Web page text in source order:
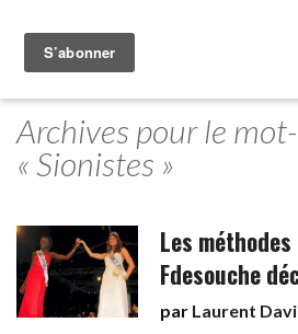
Archives pour le
« Sionistes »
Les
Fdesouche
par Laurent